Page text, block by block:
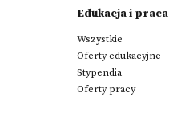
Edukacja i praca
Wszystkie
Oferty edukacyjne
Stypendia
Oferty pracy